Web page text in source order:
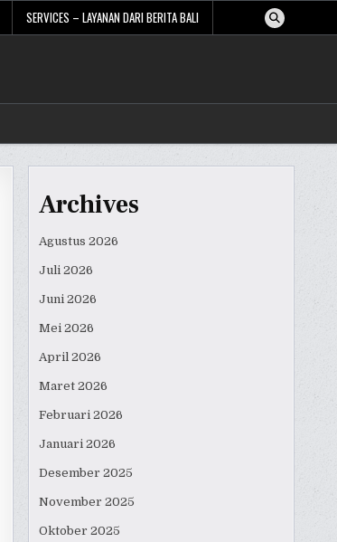
SERVICES – LAYANAN DARI BERITA BALI
Archives
Agustus 2026
Juli 2026
Juni 2026
Mei 2026
April 2026
Maret 2026
Februari 2026
Januari 2026
Desember 2025
November 2025
Oktober 2025